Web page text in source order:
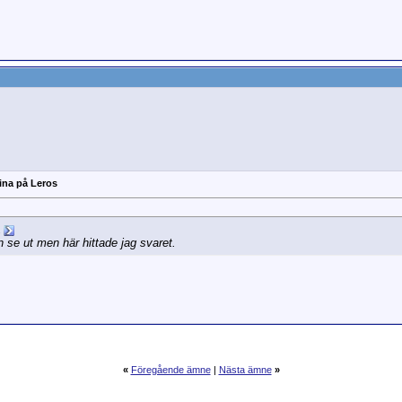
på Leros
se ut men här hittade jag svaret.
« Föregående ämne| Nästa ämne »